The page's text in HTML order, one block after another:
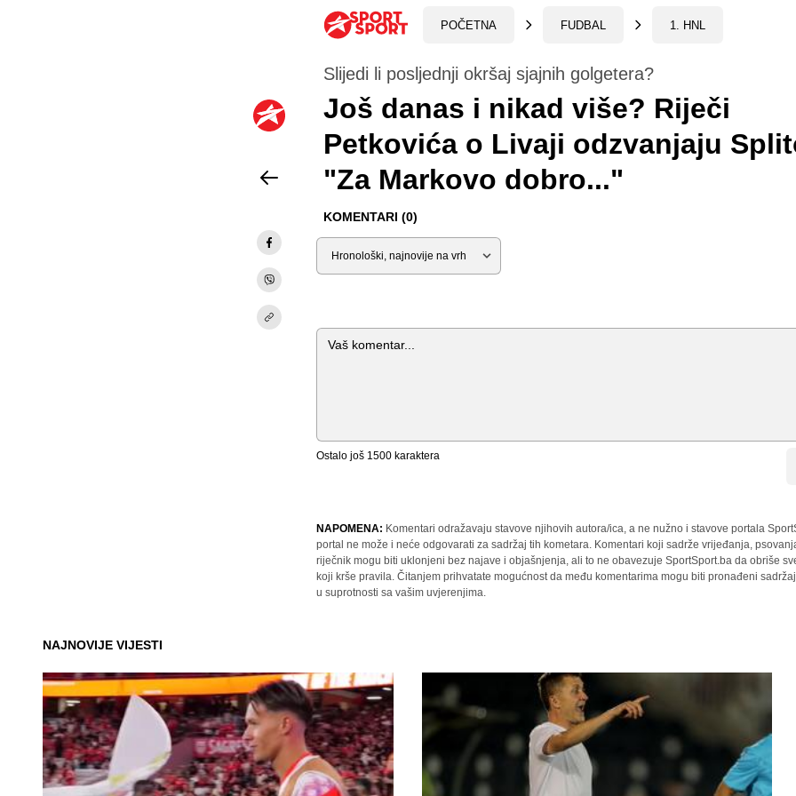
POČETNA FUDBAL 1. HNL
Slijedi li posljednji okršaj sjajnih golgetera?
Još danas i nikad više? Riječi
Petkovića o Livaji odzvanjaju
"Za Markovo dobro..."
KOMENTARI (0)
Sortiraj
Komentar
Ostalo još 1500 karaktera
NAPOMENA: Komentari odražavaju stavove njihovih autora/ica, a ne nužno i stavove portala
portal ne može i neće odgovarati za sadržaj tih kometara. Komentari koji sadrže vrijeđanja,
riječnik mogu biti uklonjeni bez najave i objašnjenja, ali to ne obavezuje SportSport.ba da obriše
koji krše pravila. Čitanjem prihvatate mogućnost da među komentarima mogu biti pronađeni
u suprotnosti sa vašim uvjerenjima.
NAJNOVIJE VIJESTI